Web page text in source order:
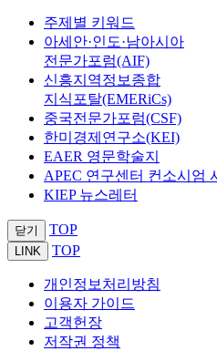
주제별 키워드
아세안·인도·남아시아
전문가포럼(AIF)
신흥지역정보종합
지식포탈(EMERiCs)
중국전문가포럼(CSF)
한미경제연구소(KEI)
EAER 영문학술지
APEC 연구센터 컨소시엄
KIEP 뉴스레터
닫기 TOP
LINK TOP
개인정보처리방침
이용자 가이드
고객헌장
저작권 정책